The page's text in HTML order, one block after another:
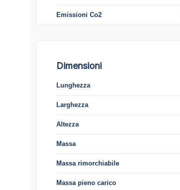
Emissioni Co2
Dimensioni
Lunghezza
Larghezza
Altezza
Massa
Massa rimorchiabile
Massa pieno carico